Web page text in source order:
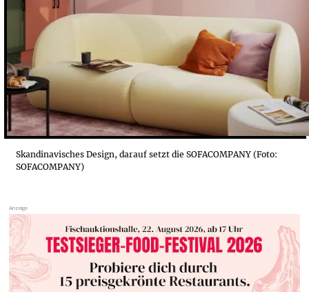
Skandinavisches Design, darauf setzt die SOFACOMPANY (Foto:
SOFACOMPANY)